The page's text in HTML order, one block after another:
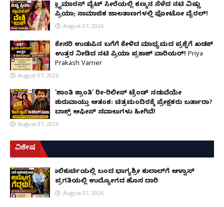
ಗ್ಲ್ಯಾಮಾರಸ್ ವೈಟ್‌ ಸೀರೆಯಲ್ಲಿ ಕಣ್ಮನ ಸೆಳೆದ ನಟಿ ವಿಷ್ಣು
ಪ್ರಿಯಾ; ಸಾಮಾಜಿಕ ಜಾಲತಾಣಗಳಲ್ಲಿ ಫೋಟೋ ವೈರಲ್!
August 07, 2026
ಕೇಸರಿ ಉಡುಪಿನ ಬಗೆಗೆ ಕೇಳಿದ ಮಾಧ್ಯಮದ ಪ್ರಶ್ನೆಗೆ ಖಡಕ್
ಉತ್ತರ ನೀಡಿದ ನಟಿ ಪ್ರಿಯಾ ಪ್ರಕಾಶ್ ವಾರಿಯರ್! Priya
Prakash Varrier
August 07, 2026
'ಶಾಂತಿ ಕ್ರಾಂತಿ' ರೀ-ರಿಲೀಸ್ ಟ್ರೆಂಡ್ ನಡುವೆಯೇ
ಶುರುವಾಯ್ತು ಆತಂಕ: ಚಿತ್ರಮಂದಿರಕ್ಕೆ ಪ್ರೇಕ್ಷಕರು ಬರ್ತಾರಾ?
ಬಾಕ್ಸ್ ಆಫೀಸ್ ಸವಾಲುಗಳು ಹೀಗಿವೆ!
August 07, 2026
ವಿಶೇಷ
ಗಾಲಿಕುರ್ಚಿಯಲ್ಲಿ ಬಂದ ಭಾಗ್ಯಶ್ರೀ ಕುಲಾಲ್‌ಗೆ ಆಳ್ವಾಸ್
ಪ್ರಗತಿಯಲ್ಲಿ ಉದ್ಯೋಗದ ಹೊಸ ದಾರಿ
August 07, 2026